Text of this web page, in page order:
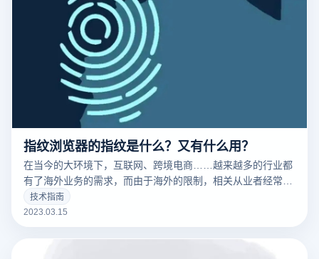
指纹浏览器的指纹是什么？又有什么用？
在当今的大环境下，互联网、跨境电商……越来越多的行业都
有了海外业务的需求，而由于海外的限制，相关从业者经常要
针对不同的工作内容用到不同的IP，这时候便要用到指纹浏览
器。要清楚的了解什么是指纹浏览器之前，我们需要知道什么
很大的不同
技术指南
2023.03.15